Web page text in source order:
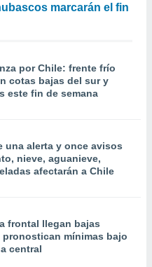
marcarán el fin
por Chile: frente frío
cotas bajas del sur y
este fin de semana
una alerta y once avisos
nieve, aguanieve,
afectarán a Chile
frontal llegan bajas
pronostican mínimas bajo
central